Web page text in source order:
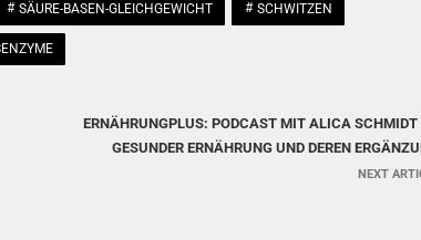
SÄURE-BASEN-GLEICHGEWICHT SCHWITZEN
ERNÄHRUNGPLUS: PODCAST MIT ALICA SCHMIDT
GESUNDER ERNÄHRUNG UND DEREN
NEXT